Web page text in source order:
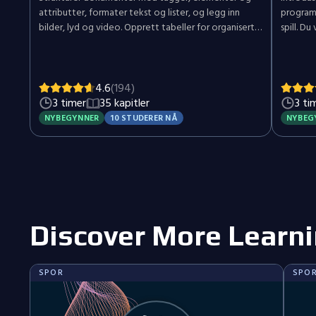
attributter, formater tekst og lister, og legg inn
bilder, lyd og video. Opprett tabeller for organisert
4.6(194)
3 timer
35 kapitler
NYBEGYNNER 10 STUDERER NÅ
spill.
3
Discover More
SPOR SPOR